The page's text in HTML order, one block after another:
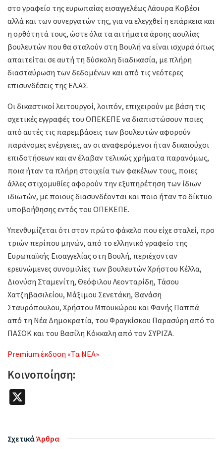
στο γραφείο της ευρωπαίας εισαγγελέως Λάουρα Κοβέσι
αλλά και των συνεργατών της, για να ελεγχθεί η επάρκεια και
η ορθότητά τους, ώστε όλα τα αιτήματα άρσης ασυλίας
βουλευτών που θα σταλούν στη Βουλή να είναι ισχυρά όπως
απαιτείται σε αυτή τη δύσκολη διαδικασία, με πλήρη
διασταύρωση των δεδομένων και από τις νεότερες
επισυνδέσεις της ΕΛ.ΑΣ.
Οι δικαστικοί λειτουργοί, λοιπόν, επιχειρούν με βάση τις
σχετικές εγγραφές του ΟΠΕΚΕΠΕ να διαπιστώσουν ποιες
από αυτές τις παρεμβάσεις των βουλευτών αφορούν
παράνομες ενέργειες, αν οι αναφερόμενοι ήταν δικαιούχοι
επιδοτήσεων και αν έλαβαν τελικώς χρήματα παρανόμως,
ποια ήταν τα πλήρη στοιχεία των φακέλων τους, ποιες
άλλες στιχομυθίες αφορούν την εξυπηρέτηση των ίδιων
ιδιωτών, με ποιους διασυνδέονται και ποιο ήταν το δίκτυο
υποβοήθησης εντός του ΟΠΕΚΕΠΕ.
Υπενθυμίζεται ότι στον πρώτο φάκελο που είχε σταλεί, προ
τριών περίπου μηνών, από το ελληνικό γραφείο της
Ευρωπαϊκής Εισαγγελίας στη Βουλή, περιέχονταν
ερευνώμενες συνομιλίες των βουλευτών Χρήστου Κέλλα,
Διονύση Σταμενίτη, Θεόφιλου Λεονταρίδη, Τάσου
Χατζηβασιλείου, Μάξιμου Σενετάκη, Θανάση
Σταυρόπουλου, Χρήστου Μπουκώρου και Φανής Παππά
από τη Νέα Δημοκρατία, του Φραγκίσκου Παρασύρη από το
ΠΑΣΟΚ και του Βασίλη Κόκκαλη από τον ΣΥΡΙΖΑ.
Premium έκδοση «Τα ΝΕΑ»
Κοινοποίηση:
ΣχετικάΆρθρα